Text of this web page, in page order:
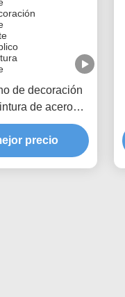
de decoración
de acero
rosa escultura
precio